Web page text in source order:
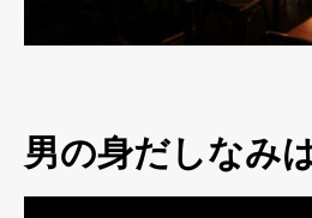
男の身だしなみ